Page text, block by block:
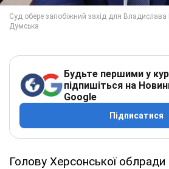
Будьте першими у
підпишіться на
Google
Підписатися
Голову Херсонської